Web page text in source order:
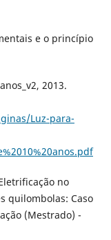
e o princípio
2013.
Luz-para-
no
quilombolas: Caso
(Mestrado) -